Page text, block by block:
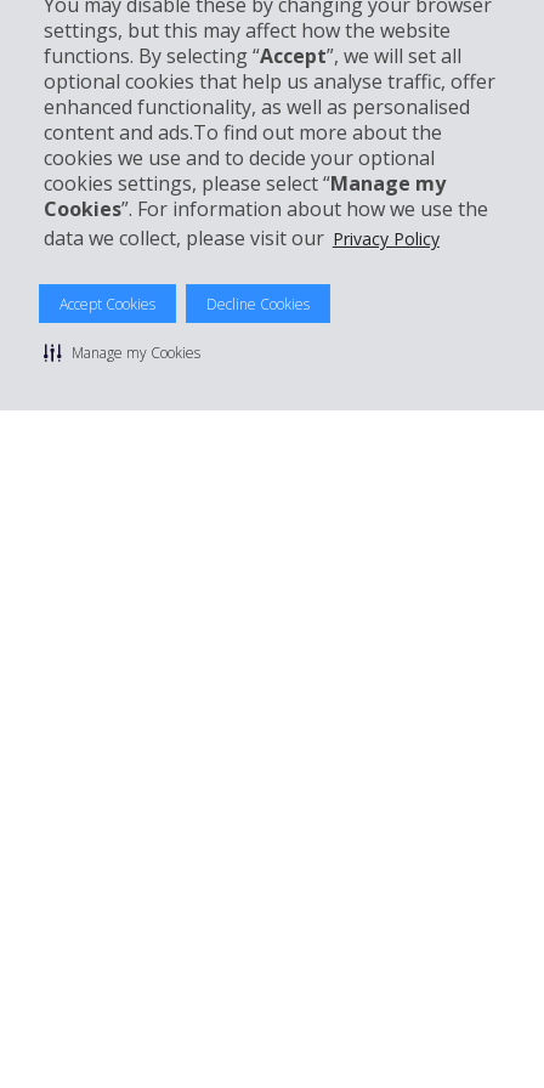
You may disable these by changing your browser
settings, but this may affect how the website
functions. By selecting “Accept”, we will set all
optional cookies that help us analyse traffic, offer
enhanced functionality, as well as personalised
content and ads.To find out more about the
cookies we use and to decide your optional
cookies settings, please select “Manage my
Cookies”. For information about how we use the
data we collect, please visit our Privacy Policy
Accept Cookies Decline Cookies
Manage my Cookies
Bedrijf
Klantenservice
Boek bij Hertz
© 2026 The Hertz System, Inc.
Privacybeleid | Gebruiksvoorwaarden |
Sitemap